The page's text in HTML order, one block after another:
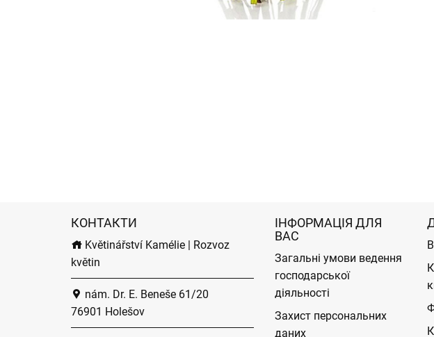
КОНТАКТИ
Květinářství Kamélie | Rozvoz
květin
nám. Dr. E. Beneše 61/20
76901 Holešov
ІНФОРМАЦІЯ ДЛЯ
ВАС
Загальні умови ведення
господарської
діяльності
Захист персональних
даних